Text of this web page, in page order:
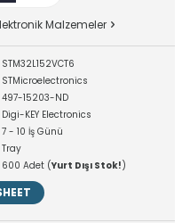
Malzemeler
STM32L152VCT6
STMicroelectronics
497-15203-ND
Digi-KEY Electronics
7 - 10 İş Günü
Tray
600 Adet (Yurt Dışı Stok!)